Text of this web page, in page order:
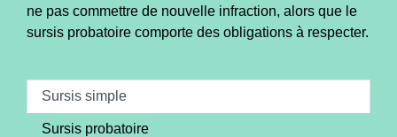
ne pas commettre de nouvelle infraction, alors que le
sursis probatoire comporte des obligations à respecter.
Sursis simple
Sursis probatoire